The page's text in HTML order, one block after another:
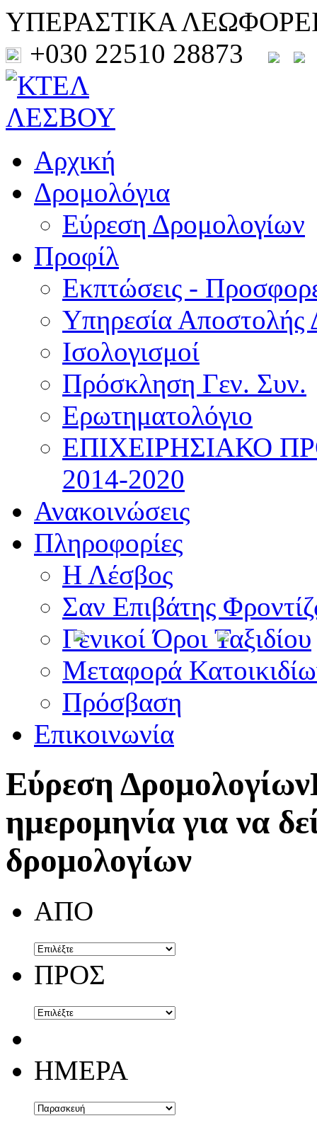
ΥΠΕΡΑΣΤΙΚΑ
+030 22510 28873
Αρχική
Δρομολόγια
Εύρεση Δρομολογίων
Προφίλ
Εκπτώσεις -
Υπηρεσία Αποστολής
Ισολογισμοί
Πρόσκληση Γεν. Συν.
Ερωτηματολόγιο
ΕΠΙΧΕΙΡΗΣΙΑΚΟ
2014-2020
Ανακοινώσεις
Πληροφορίες
Η Λέσβος
Σαν Επιβάτης
Γενικοί Όροι Ταξιδίου
Μεταφορά
Πρόσβαση
Επικοινωνία
Εύρεση Δρομολογίων
ημερομηνία για να
δρομολογίων
ΑΠΟ
ΠΡΟΣ
ΗΜΕΡΑ